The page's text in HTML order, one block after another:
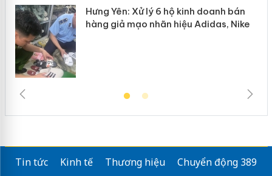
Hưng Yên: Xử lý 6 hộ kinh doanh bán
hàng giả mạo nhãn hiệu Adidas, Nike
Tin tức Kinh tế Thương hiệu
Chuyển động 389